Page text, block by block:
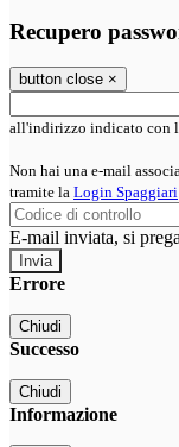
Recupero
button close ×
all'indirizzo indicato con
Non hai una e-mail
tramite la Login Spaggiari
E-mail inviata, si
Errore
Chiudi
Successo
Chiudi
Informazione